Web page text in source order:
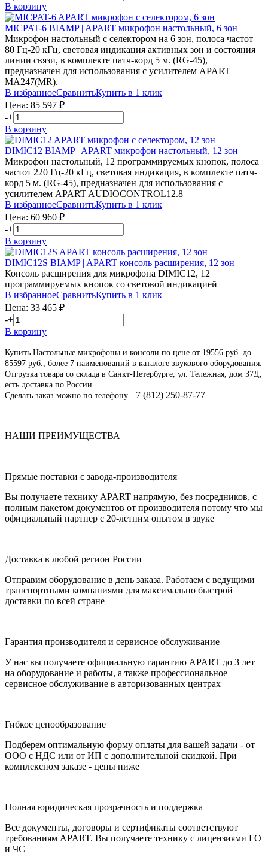
В корзину
MICPAT-6 BIAMP | APART микрофон настольный, 6 зон
Микрофон настольный с селектором на 6 зон, полоса частот
80 Гц-20 кГц, световая индикация активных зон и состояния
линии связи, в комплекте патч-корд 5 м. (RG-45),
предназначен для использования с усилителем APART
MA247(MR).
В избранноеСравнитьКупить в 1 клик
Цена: 85 597 ₽
-+
В корзину
DIMIC12 BIAMP | APART микрофон настольный, 12 зон
Микрофон настольный, 12 программируемых кнопок, полоса
частот 220 Гц-20 кГц, световая индикация, в комплекте патч-
корд 5 м. (RG-45), предназначен для использования с
усилителем APART AUDIOCONTROL12.8
В избранноеСравнитьКупить в 1 клик
Цена: 60 960 ₽
-+
В корзину
DIMIC12S BIAMP | APART консоль расширения, 12 зон
Консоль расширения для микрофона DIMIC12, 12
программируемых кнопок со световой индикацией
В избранноеСравнитьКупить в 1 клик
Цена: 33 465 ₽
-+
В корзину
Купить Настольные микрофоны и консоли по цене от 19556 руб. до
85597 руб., более 7 наименований в каталоге звукового оборудования.
Отгрузка товара со склада в Санкт-Петербурге, ул. Тележная, дом 37Д,
есть доставка по России.
Сделать заказ можно по телефону +7 (812) 250-87-77
НАШИ ПРЕИМУЩЕСТВА
Прямые поставки с завода-производителя
Вы получаете технику APART напрямую, без посредников, с
полным пакетом документов от производителя потому что мы
официальный партнер с 20-летним опытом в звуке
Доставка в любой регион России
Отправим оборудование в день заказа. Работаем с ведущими
транспортными компаниями для максимально быстрой
доставки по всей стране
Гарантия производителя и сервисное обслуживание
У нас вы получаете официальную гарантию APART до 3 лет
на оборудование и работы, а также профессиональное
сервисное обслуживание в авторизованных центрах
Гибкое ценообразование
Подберем оптимальную форму оплаты для вашей задачи - от
ООО с НДС или от ИП с дополнительной скидкой. При
комплексном заказе - цены ниже
Полная юридическая прозрачность и поддержка
Все документы, договоры и сертификаты соответствуют
требованиям APART. Вы получаете технику с лицензиями ГО
и ЧС